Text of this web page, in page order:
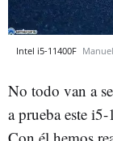
Intel i5-11400F
No todo van a
a prueba este